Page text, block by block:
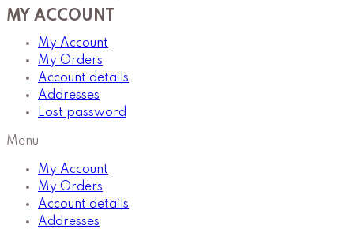
MY ACCOUNT
My Account
My Orders
Account details
Addresses
Lost password
Menu
My Account
My Orders
Account details
Addresses